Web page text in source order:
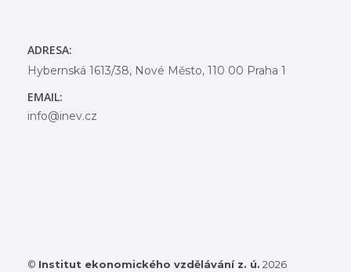
ADRESA:
Hybernská 1613/38, Nové Město, 110 00 Praha 1
EMAIL:
info@inev.cz
© Institut ekonomického vzdělávání z. ú. 2026